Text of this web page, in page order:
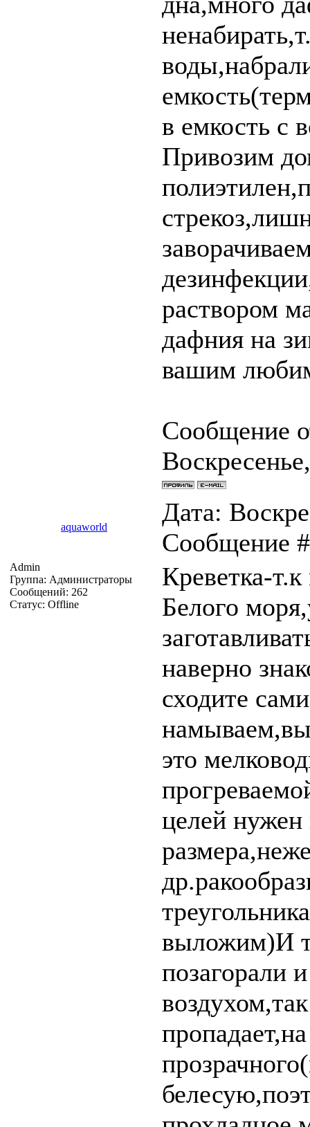
в емкость с
Привозим
раствором
дафния на
вашим
Сообщение
aquaworld
Дата:
Сообщение
Admin
Группа: Администраторы
Сообщений: 262
Статус: Offline
Креветка-
Белого
наверно
сходите
это
целей нужен
выложим)И
позагорали